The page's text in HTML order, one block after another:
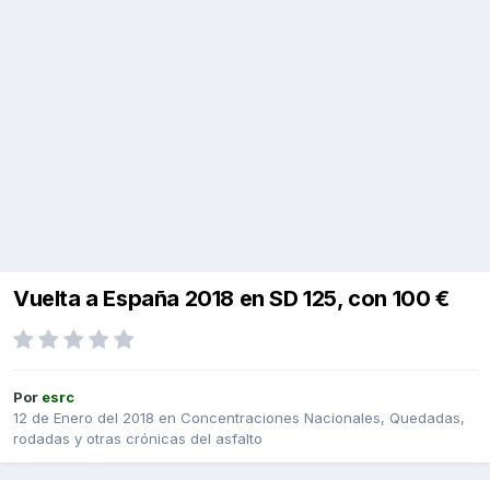
Vuelta a España 2018 en SD 125, con 100 €
Por esrc
12 de Enero del 2018 en Concentraciones Nacionales, Quedadas,
rodadas y otras crónicas del asfalto